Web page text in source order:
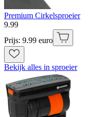
Premium Cirkelsproeier
9.99
Prijs: 9.99 euro
Bekijk alles in sproeier